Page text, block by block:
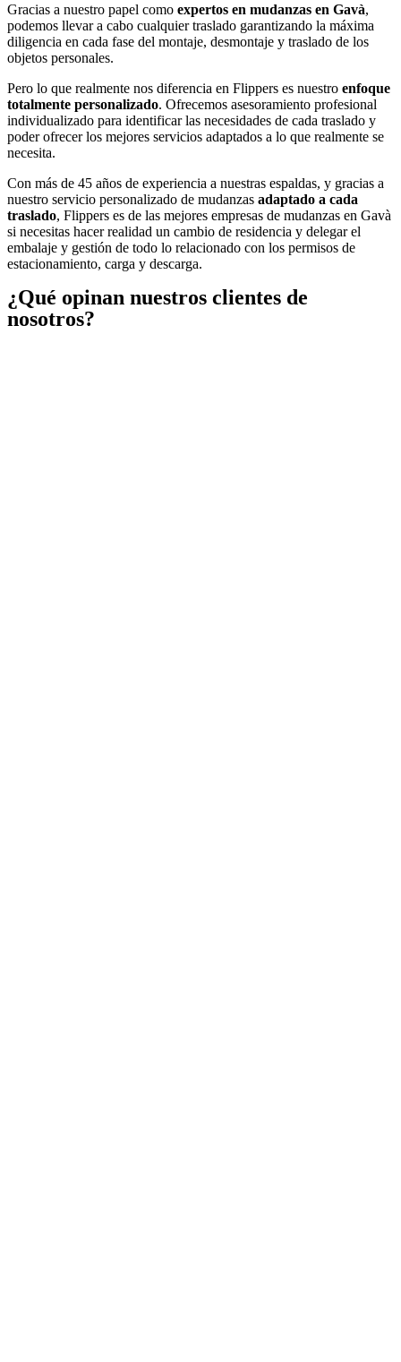
Gracias a nuestro papel como expertos en mudanzas en Gavà,
podemos llevar a cabo cualquier traslado garantizando la máxima
diligencia en cada fase del montaje, desmontaje y traslado de los
objetos personales.
Pero lo que realmente nos diferencia en Flippers es nuestro enfoque
totalmente personalizado. Ofrecemos asesoramiento profesional
individualizado para identificar las necesidades de cada traslado y
poder ofrecer los mejores servicios adaptados a lo que realmente se
necesita.
Con más de 45 años de experiencia a nuestras espaldas, y gracias a
nuestro servicio personalizado de mudanzas adaptado a cada
traslado, Flippers es de las mejores empresas de mudanzas en Gavà
si necesitas hacer realidad un cambio de residencia y delegar el
embalaje y gestión de todo lo relacionado con los permisos de
estacionamiento, carga y descarga.
¿Qué opinan nuestros clientes de
nosotros?